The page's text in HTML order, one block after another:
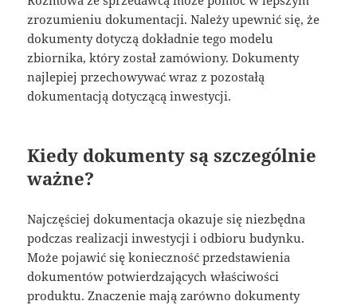
zrozumieniu dokumentacji. Należy upewnić się, że
dokumenty dotyczą dokładnie tego modelu
zbiornika, który został zamówiony. Dokumenty
najlepiej przechowywać wraz z pozostałą
dokumentacją dotyczącą inwestycji.
Kiedy dokumenty są szczególnie
ważne?
Najczęściej dokumentacja okazuje się niezbędna
podczas realizacji inwestycji i odbioru budynku.
Może pojawić się konieczność przedstawienia
dokumentów potwierdzających właściwości
produktu. Znaczenie mają zarówno dokumenty